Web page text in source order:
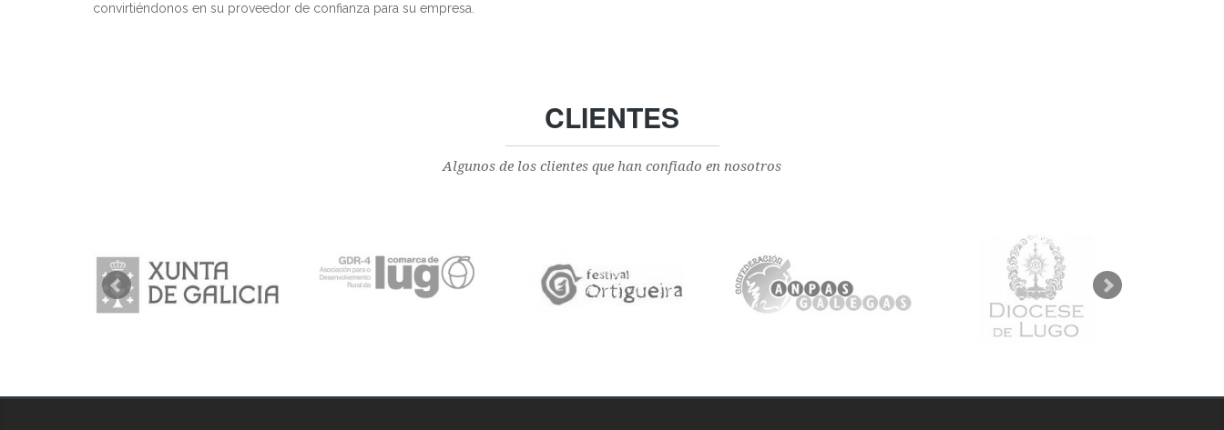
convirtiéndonos en su proveedor de confianza para su empresa.
CLIENTES
Algunos de los clientes que han confiado en nosotros